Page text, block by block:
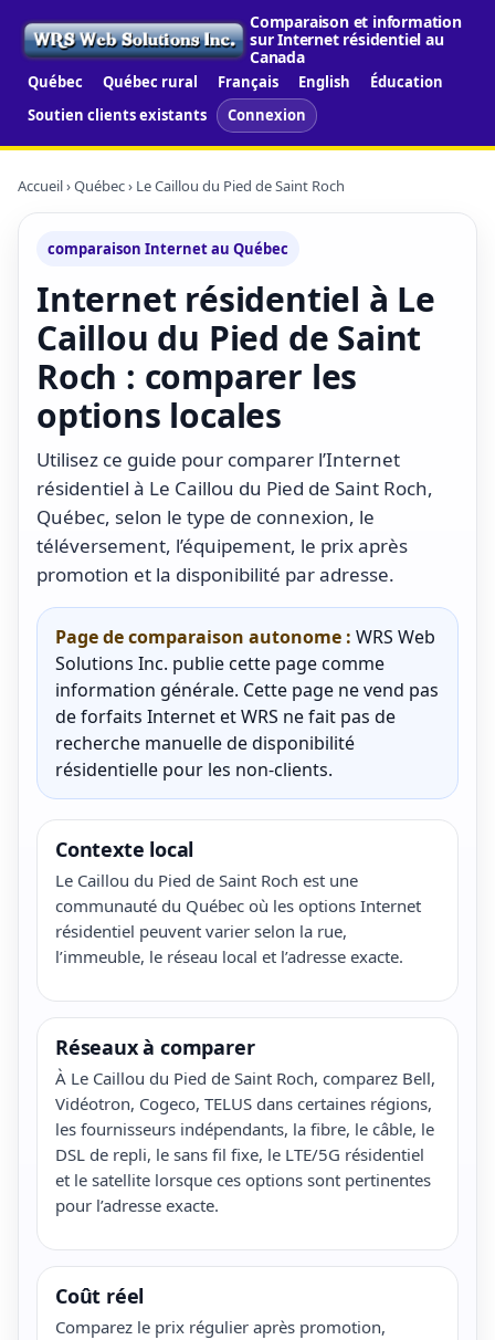
Comparaison et information
sur Internet résidentiel au
Canada
Québec Québec rural Français English
Éducation
Soutien clients existants
Connexion
Accueil›Québec› Le Caillou du Pied de Saint Roch
comparaison Internet au Québec
Internet résidentiel à Le
Caillou du Pied de Saint
Roch : comparer les
options locales
Utilisez ce guide pour comparer l’Internet
résidentiel à Le Caillou du Pied de Saint Roch,
Québec, selon le type de connexion, le
téléversement, l’équipement, le prix après
promotion et la disponibilité par adresse.
Page de comparaison autonome : WRS Web
Solutions Inc. publie cette page comme
information générale. Cette page ne vend pas
de forfaits Internet et WRS ne fait pas de
recherche manuelle de disponibilité
résidentielle pour les non-clients.
Contexte local
Le Caillou du Pied de Saint Roch est une
communauté du Québec où les options Internet
résidentiel peuvent varier selon la rue,
l’immeuble, le réseau local et l’adresse exacte.
Réseaux à comparer
À Le Caillou du Pied de Saint Roch, comparez Bell,
Vidéotron, Cogeco, TELUS dans certaines régions,
les fournisseurs indépendants, la fibre, le câble, le
DSL de repli, le sans fil fixe, le LTE/5G résidentiel
et le satellite lorsque ces options sont pertinentes
pour l’adresse exacte.
Coût réel
Comparez le prix régulier après promotion,